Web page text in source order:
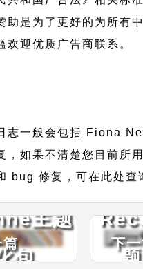
助是为了更好的为所有
欢迎优质广告商联系。
志一般会包括 Fiona
，如果不清楚您目前所
bug 修复，可在此处查
主题
包
下